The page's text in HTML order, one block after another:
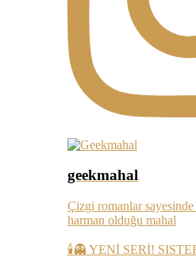
geekmahal
Çizgi romanlar
harman olduğu mahal
🕯️👻 YENİ SERİ!